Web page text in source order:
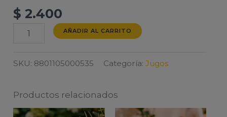
$ 2.400
JUGO
ASIATICA
AÑADIR AL CARRITO
SKU: 8801105000535 Categoría:Jugos
Productos relacionados